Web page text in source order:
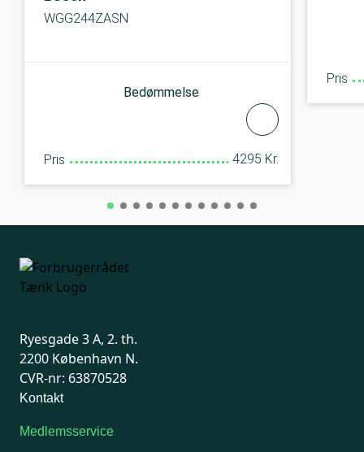
WGG244ZASN
Bedømmelse
Pris 4295 Kr.
Pris
Ryesgade 3 A, 2. th.
2200 København N.
CVR-nr: 63870528
Kontakt
Medlemsservice